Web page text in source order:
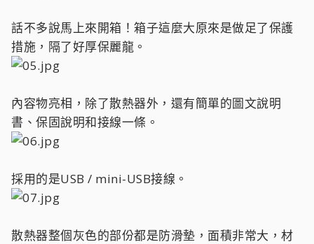
話不多說馬上來開箱！箱子這麼大原來是做足了保護
措施，隔了好厚保麗龍。
內容物亮相，除了散熱器外，還有簡單的圖文說明
書、保固說明和接線一條。
採用的是USB / mini-USB接線。
散熱器整個灰色的部份都是防滑墊，面積非常大，材